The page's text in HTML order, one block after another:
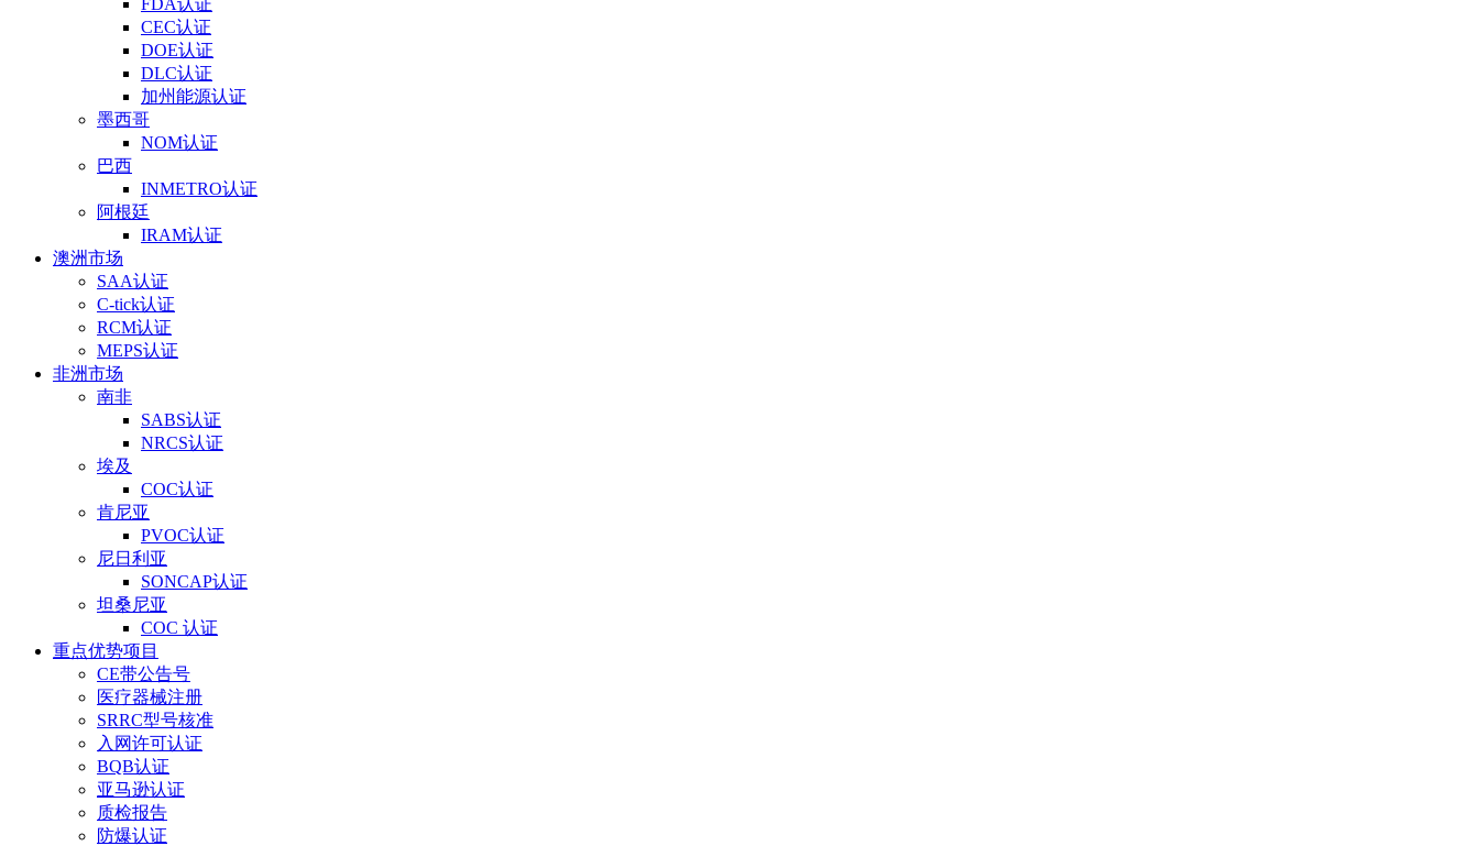
CEC认证
DOE认证
DLC认证
加州能源认证
墨西哥
NOM认证
巴西
INMETRO认证
阿根廷
IRAM认证
澳洲市场
SAA认证
C-tick认证
RCM认证
MEPS认证
非洲市场
南非
SABS认证
NRCS认证
埃及
COC认证
肯尼亚
PVOC认证
尼日利亚
SONCAP认证
坦桑尼亚
COC 认证
重点优势项目
CE带公告号
医疗器械注册
SRRC型号核准
入网许可认证
BQB认证
亚马逊认证
质检报告
防爆认证